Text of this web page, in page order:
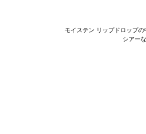
モイステン リップドロップ
シアー